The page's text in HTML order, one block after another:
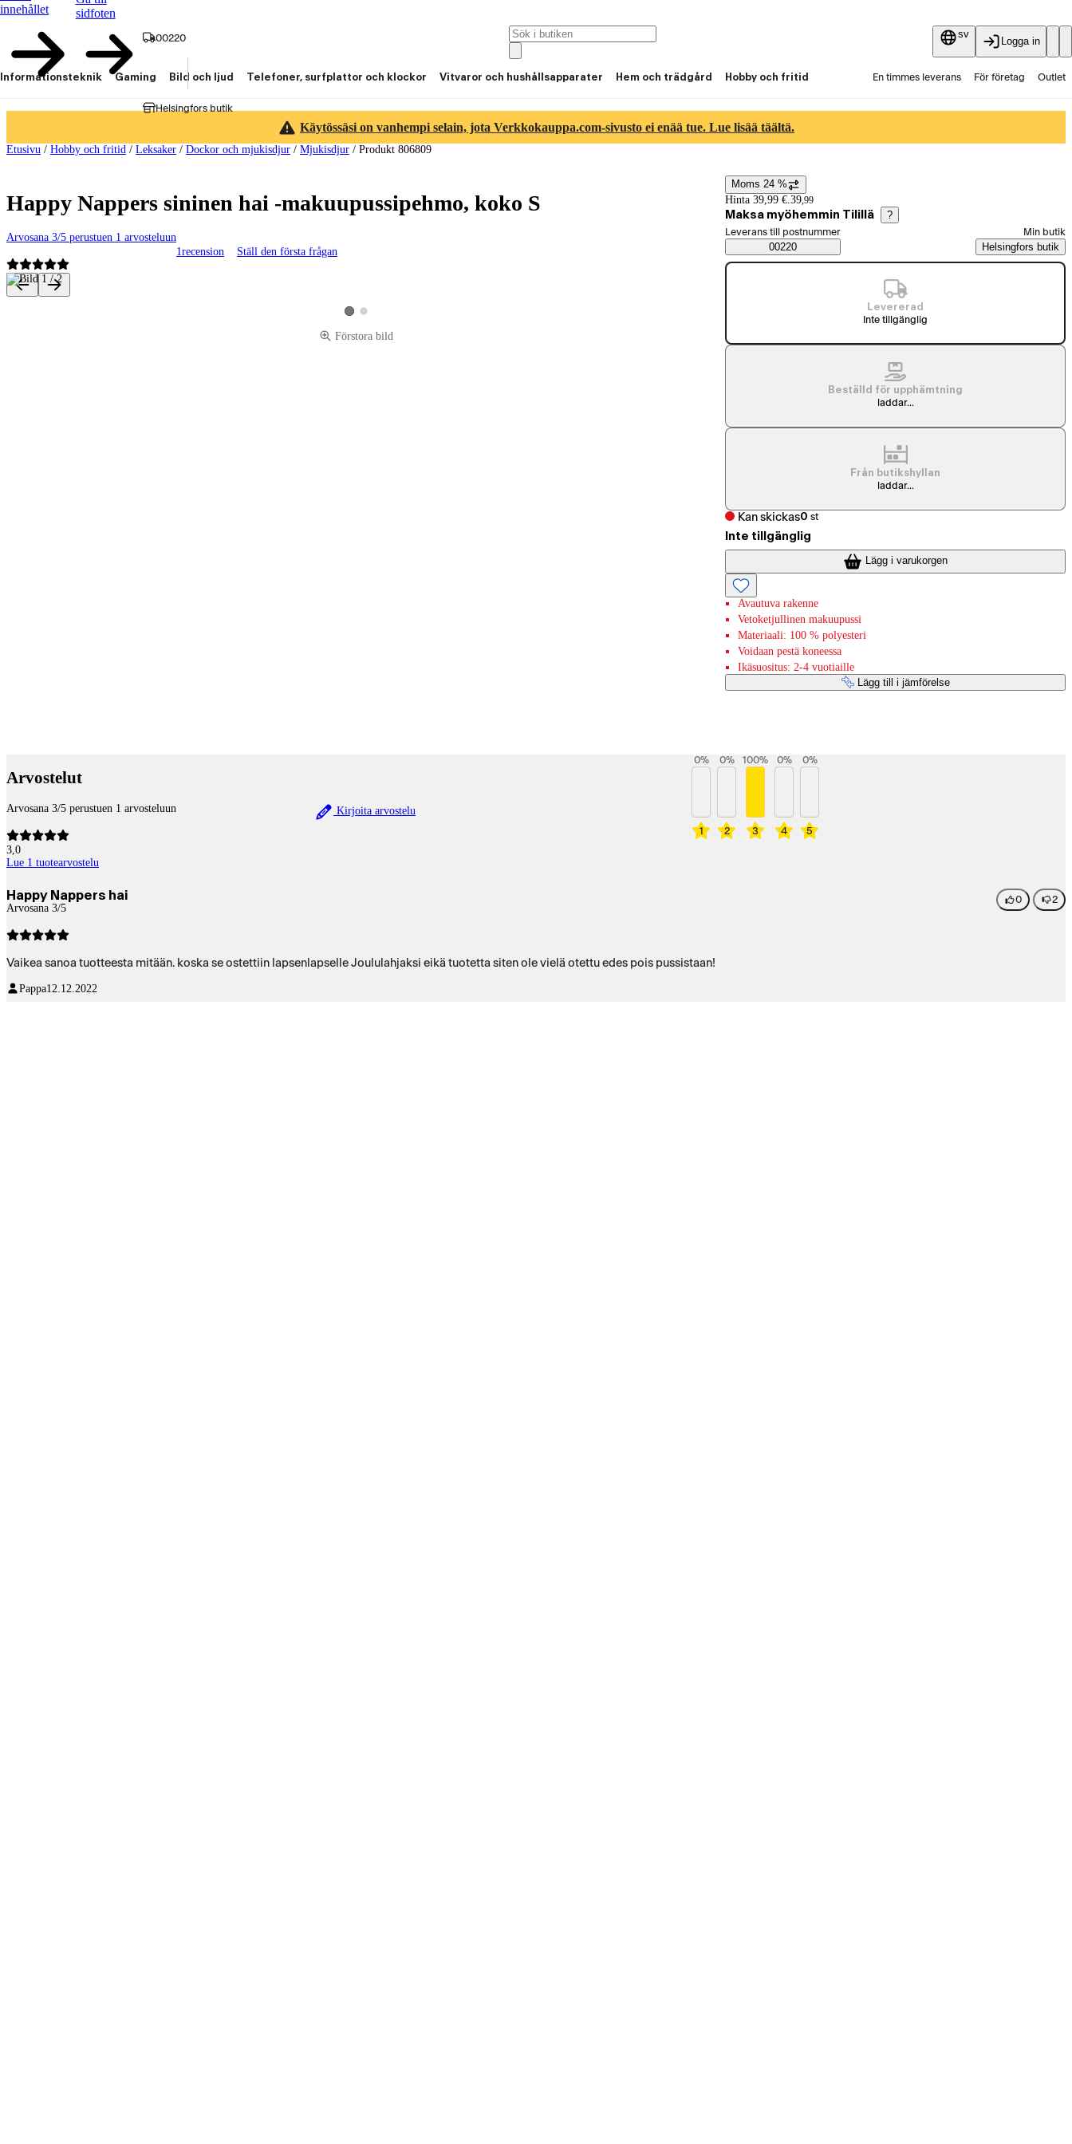
innehållet
sidfoten
00220
Helsingfors butik
sv
Logga in
Informationsteknik Gaming Bild och ljud Telefoner, surfplattor och klockor Vitvaror och hushållsapparater Hem och trädgård Hobby och fritid En timmes leverans För företag Outlet
Käytössäsi on vanhempi selain, jota Verkkokauppa.com-sivusto ei enää tue. Lue lisää täältä.
Etusivu / Hobby och fritid / Leksaker / Dockor och mjukisdjur / Mjukisdjur / Produkt 806809
Happy Nappers sininen hai -makuupussipehmo, koko S
Arvosana 3/5 perustuen 1 arvosteluun
1recension Ställ den första frågan
Produktbilder och videor
Visa produktbild 1
Visa produktbild 2
Förstora bild
Prisinformation
Moms 24 %
Hinta 39,99 €.39,99
Maksa myöhemmin Tilillä ?
Saatavuustiedot
Välj beställningssätt
Leverans till postnummer
00220
Min butik
Helsingfors butik
Levererad
Inte tillgänglig
Beställd för upphämtning
laddar...
Från butikshyllan
laddar...
Kan skickas0 st
Inte tillgänglig
Lägg i varukorgen
Avautuva rakenne
Vetoketjullinen makuupussi
Materiaali: 100 % polyesteri
Voidaan pestä koneessa
Ikäsuositus: 2-4 vuotiaille
Lägg till i jämförelse
Arvostelut
Arvosana 3/5 perustuen 1 arvosteluun
3,0
Lue 1 tuotearvostelu
Kirjoita arvostelu
1
0%
2
0%
3
100%
4
0%
5
0%
Happy Nappers hai
Arvosana 3/5
0 2
Vaikea sanoa tuotteesta mitään. koska se ostettiin lapsenlapselle Joululahjaksi eikä tuotetta siten ole vielä otettu edes pois pussistaan!
Pappa12.12.2022